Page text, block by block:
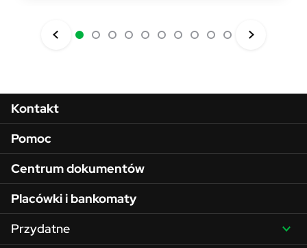
Menu w stopce
Kontakt
Pomoc
Centrum dokumentów
Placówki i bankomaty
Przydatne